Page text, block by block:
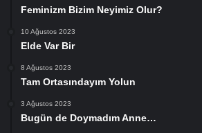
Feminizm Bizim Neyimiz Olur?
10 Ağustos 2023
Elde Var Bir
8 Ağustos 2023
Tam Ortasındayım Yolun
3 Ağustos 2023
Bugün de Doymadım Anne…